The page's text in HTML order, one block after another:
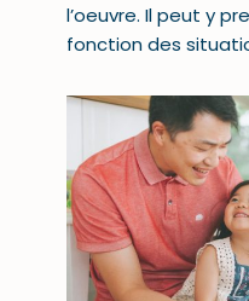
l’oeuvre. Il peut y
fonction des